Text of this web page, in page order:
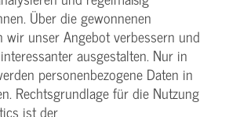
Über die gewonnenen
wir unser Angebot verbessern und
ausgestalten. Nur in
personenbezogene Daten in
Rechtsgrundlage für die Nutzung
ist der